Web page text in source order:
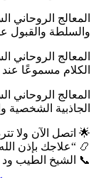
المعالج الروحاني
والسلطة والقبول عند
المعالج الروحاني
الكلام مسموعًا عند القضاة
المعالج الروحاني
الجاذبية الشخصية والطاقة
🌟 اتصل الآن ولا تتردد!
📿 “علاجك بإذن
📞 الشيخ الطيب ود